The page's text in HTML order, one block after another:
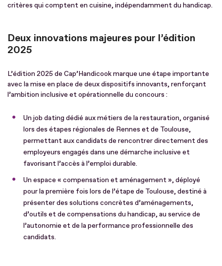
critères qui comptent en cuisine, indépendamment du handicap.
Deux innovations majeures pour l’édition
2025
L’édition 2025 de Cap’Handicook marque une étape importante
avec la mise en place de deux dispositifs innovants, renforçant
l’ambition inclusive et opérationnelle du concours :
Un job dating dédié aux métiers de la restauration, organisé
lors des étapes régionales de Rennes et de Toulouse,
permettant aux candidats de rencontrer directement des
employeurs engagés dans une démarche inclusive et
favorisant l’accès à l’emploi durable.
Un espace « compensation et aménagement », déployé
pour la première fois lors de l’étape de Toulouse, destiné à
présenter des solutions concrètes d’aménagements,
d’outils et de compensations du handicap, au service de
l’autonomie et de la performance professionnelle des
candidats.